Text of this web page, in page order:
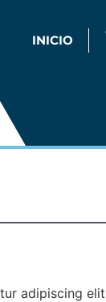
INICIO
adipiscing